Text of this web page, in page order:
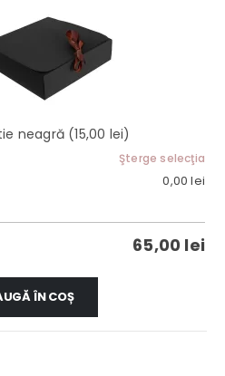
neagră (15,00 lei)
Şterge selecţia
0,00lei
65,00 lei
ÎN COȘ